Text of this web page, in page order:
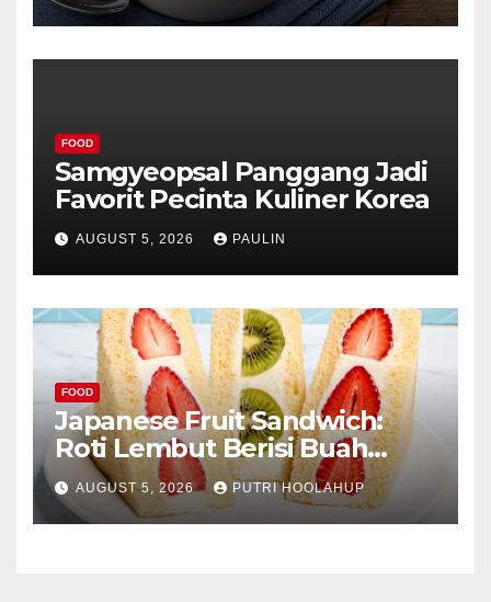
FOOD
Samgyeopsal Panggang Jadi
Favorit Pecinta Kuliner Korea
AUGUST 5, 2026 PAULIN
FOOD
Japanese Fruit Sandwich:
Roti Lembut Berisi Buah
Segar yang Memikat Selera
AUGUST 5, 2026 PUTRI HOOLAHUP